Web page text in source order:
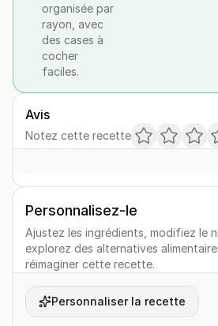
organisée par
rayon, avec
des cases à
cocher
faciles.
Avis
Notez cette recette
Personnalisez-le
Ajustez les ingrédients, modifiez le
explorez des alternatives
réimaginer cette recette.
Personnaliser la recette